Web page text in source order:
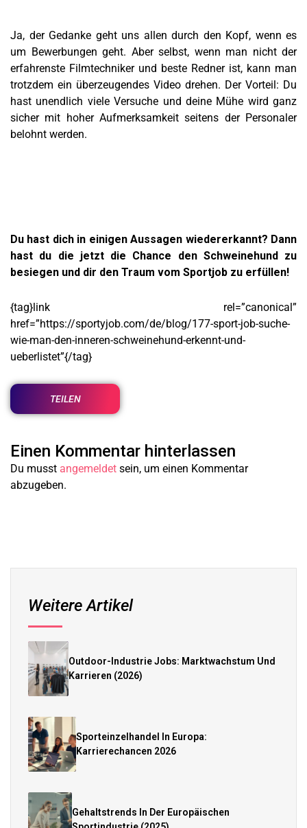
Ja, der Gedanke geht uns allen durch den Kopf, wenn es
um Bewerbungen geht. Aber selbst, wenn man nicht der
erfahrenste Filmtechniker und beste Redner ist, kann man
trotzdem ein überzeugendes Video drehen. Der Vorteil: Du
hast unendlich viele Versuche und deine Mühe wird ganz
sicher mit hoher Aufmerksamkeit seitens der Personaler
belohnt werden.
Du hast dich in einigen Aussagen wiedererkannt? Dann
hast du die jetzt die Chance den Schweinehund zu
besiegen und dir den Traum vom Sportjob zu erfüllen!
{tag}link rel=”canonical”
href=”https://sportyjob.com/de/blog/177-sport-job-suche-
wie-man-den-inneren-schweinehund-erkennt-und-
ueberlistet”{/tag}
TEILEN
Einen Kommentar hinterlassen
Du musst angemeldet sein, um einen Kommentar
abzugeben.
Weitere Artikel
Outdoor-Industrie Jobs: Marktwachstum Und
Karrieren (2026)
Sporteinzelhandel In Europa:
Karrierechancen 2026
Gehaltstrends In Der Europäischen